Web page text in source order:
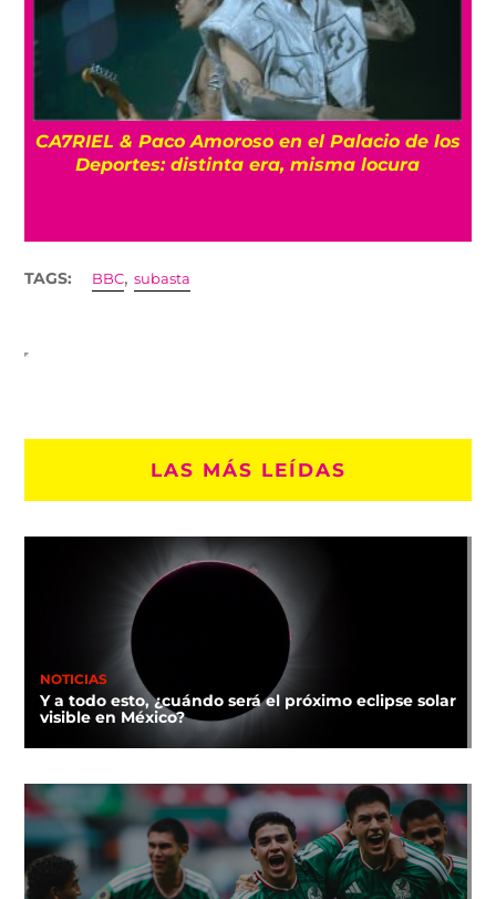
CA7RIEL & Paco Amoroso en el Palacio de los
Deportes: distinta era, misma locura
TAGS: BBC,subasta
LAS MÁS LEÍDAS
NOTICIAS
Y a todo esto, ¿cuándo será el próximo eclipse solar
visible en México?